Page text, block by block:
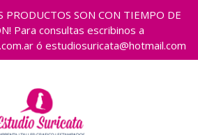
PRODUCTOS SON CON TIEMPO DE
Para consultas escribinos a
ó estudiosuricata@hotmail.com